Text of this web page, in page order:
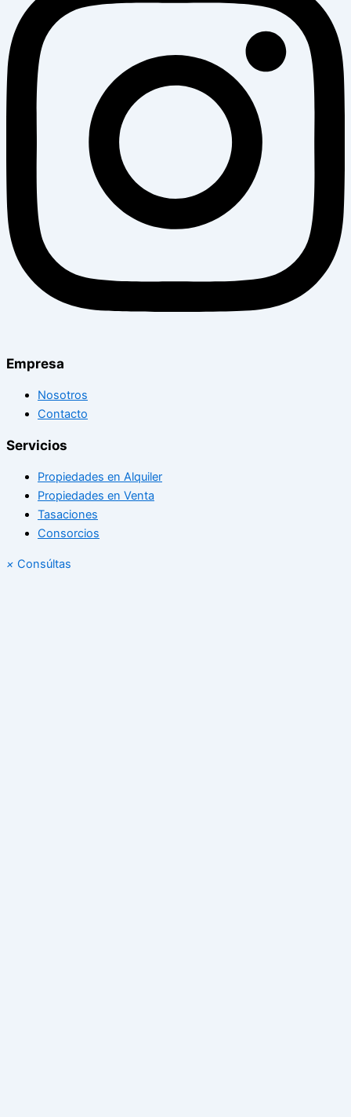
Empresa
Nosotros
Contacto
Servicios
Propiedades en Alquiler
Propiedades en Venta
Tasaciones
Consorcios
× Consúltas